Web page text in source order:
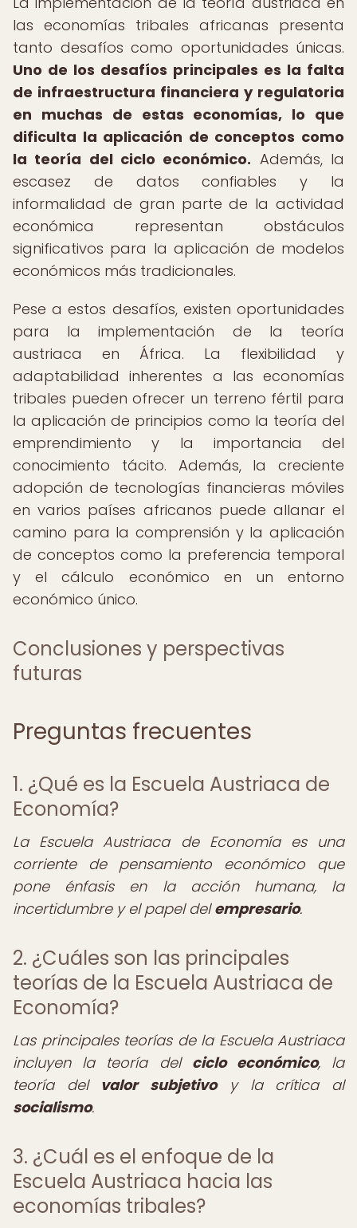
las economías tribales africanas presenta
tanto desafíos como oportunidades únicas.
Uno de los desafíos principales es la falta
de infraestructura financiera y regulatoria
en muchas de estas economías, lo que
dificulta la aplicación de conceptos como
la teoría del ciclo económico. Además, la
escasez de datos confiables y la
informalidad de gran parte de la actividad
económica representan obstáculos
significativos para la aplicación de modelos
económicos más tradicionales.
Pese a estos desafíos, existen oportunidades
para la implementación de la teoría
austriaca en África. La flexibilidad y
adaptabilidad inherentes a las economías
tribales pueden ofrecer un terreno fértil para
la aplicación de principios como la teoría del
emprendimiento y la importancia del
conocimiento tácito. Además, la creciente
adopción de tecnologías financieras móviles
en varios países africanos puede allanar el
camino para la comprensión y la aplicación
de conceptos como la preferencia temporal
y el cálculo económico en un entorno
económico único.
Conclusiones y perspectivas
futuras
Preguntas frecuentes
1. ¿Qué es la Escuela Austriaca de
Economía?
La Escuela Austriaca de Economía es una
corriente de pensamiento económico que
pone énfasis en la acción humana, la
incertidumbre y el papel delempresario.
2. ¿Cuáles son las principales
teorías de la Escuela Austriaca de
Economía?
Las principales teorías de la Escuela Austriaca
incluyen la teoría del ciclo económico, la
teoría del valor subjetivoy la crítica al
socialismo.
3. ¿Cuál es el enfoque de la
Escuela Austriaca hacia las
economías tribales?